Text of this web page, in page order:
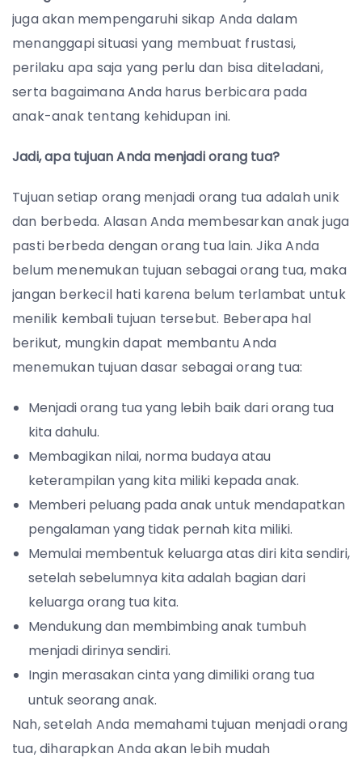
juga akan mempengaruhi sikap Anda dalam
menanggapi situasi yang membuat frustasi,
perilaku apa saja yang perlu dan bisa diteladani,
serta bagaimana Anda harus berbicara pada
anak-anak tentang kehidupan ini.
Jadi, apa tujuan Anda menjadi orang tua?
Tujuan setiap orang menjadi orang tua adalah unik
dan berbeda. Alasan Anda membesarkan anak juga
pasti berbeda dengan orang tua lain. Jika Anda
belum menemukan tujuan sebagai orang tua, maka
jangan berkecil hati karena belum terlambat untuk
menilik kembali tujuan tersebut. Beberapa hal
berikut, mungkin dapat membantu Anda
menemukan tujuan dasar sebagai orang tua:
Menjadi orang tua yang lebih baik dari orang tua
kita dahulu.
Membagikan nilai, norma budaya atau
keterampilan yang kita miliki kepada anak.
Memberi peluang pada anak untuk mendapatkan
pengalaman yang tidak pernah kita miliki.
Memulai membentuk keluarga atas diri kita sendiri,
setelah sebelumnya kita adalah bagian dari
keluarga orang tua kita.
Mendukung dan membimbing anak tumbuh
menjadi dirinya sendiri.
Ingin merasakan cinta yang dimiliki orang tua
untuk seorang anak.
Nah, setelah Anda memahami tujuan menjadi orang
tua, diharapkan Anda akan lebih mudah